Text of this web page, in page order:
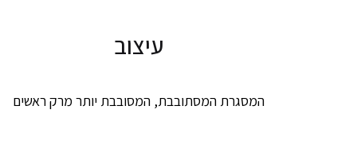
עיצוב
המסגרת המסתובבת, המסובבת יותר מרק ראשים